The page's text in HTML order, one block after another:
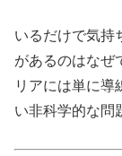
いるだけで気持
があるのはなぜ
リアには単に導
い非科学的な問